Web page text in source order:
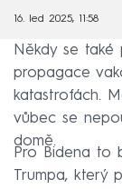
16. led 2025, 11:58
Někdy se také
propagace
katastrofách.
vůbec se
domě.
Pro Bidena to
Trumpa, který